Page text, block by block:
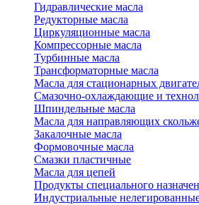
Гидравлические масла
Редукторные масла
Циркуляционные масла
Компрессорные масла
Турбинные масла
Трансформаторные масла
Масла для стационарных
Смазочно-охлаждающие и
Шпиндельные масла
Масла для направляющих
Закалочные масла
Формовочные масла
Смазки пластичные
Масла для цепей
Продукты специального
Индустриальные